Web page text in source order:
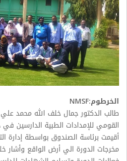
الخرطوم:NMSF
طالب الدكتور جمال خلف الله محمد علي
القومي للإمدادات الطبية الدارسين في
أقيمت برئاسة الصندوق بواسطة إدارة
مخرجات الدورة الي أرض الواقع وأشار